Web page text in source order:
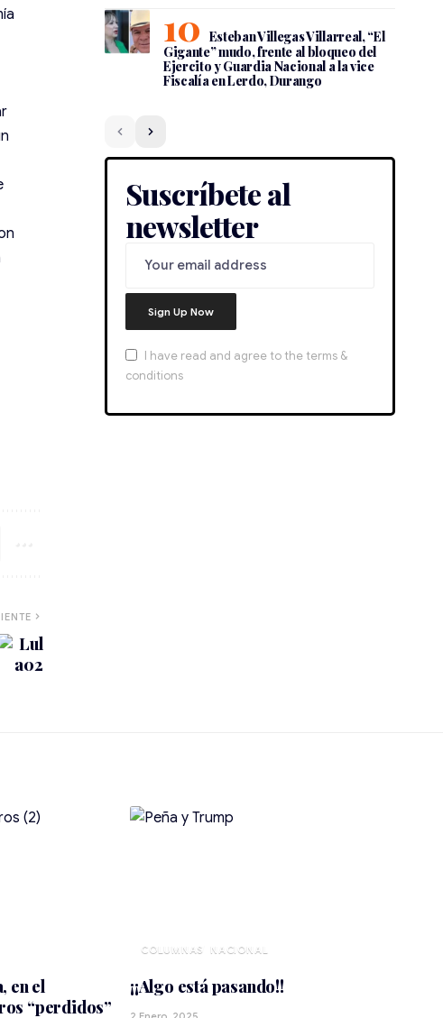
Esteban Villegas Villarreal, “El
Gigante” mudo, frente al bloqueo del
Ejercito y Guardia Nacional a la vice
Fiscalía en Lerdo, Durango
Suscríbete al
newsletter
I have read and agree to the terms &
conditions
en el
“perdidos”
NACIONAL
¡¡Algo está pasando!!